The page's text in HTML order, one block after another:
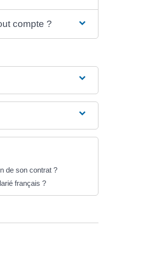
compte ?
de son contrat ?
français ?